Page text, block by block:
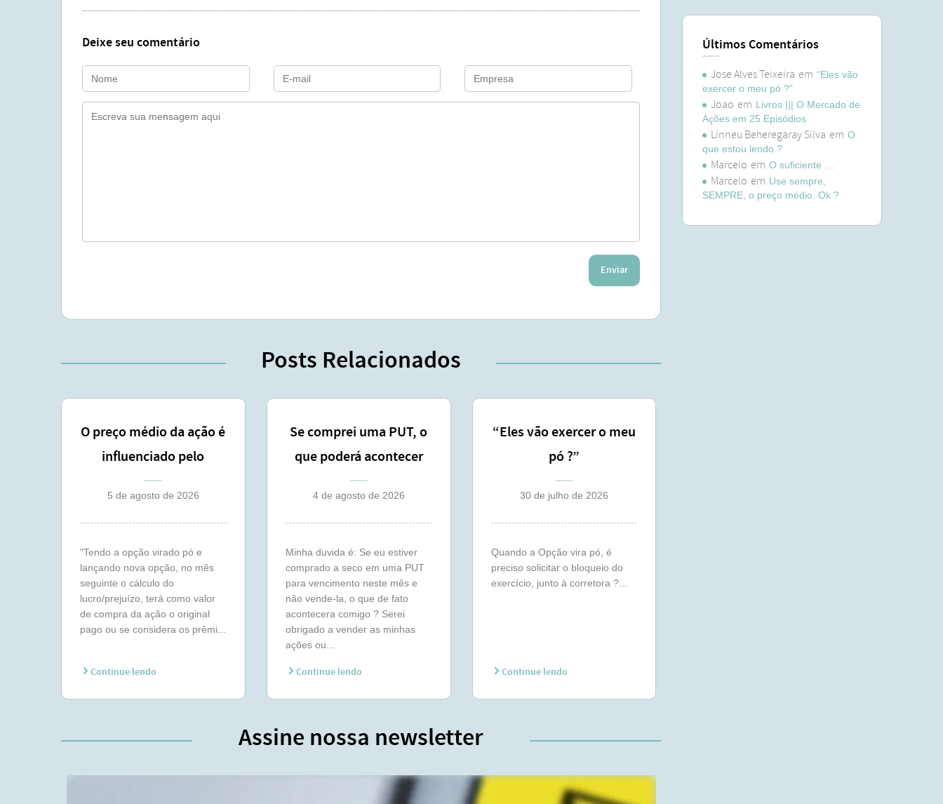
Deixe seu comentário
Enviar
Posts Relacionados
O preço médio da ação é
influenciado pelo
lançamento coberto ?
5 de agosto de 2026
"Tendo a opção virado pó e
lançando nova opção, no mês
seguinte o cálculo do
lucro/prejuízo, terá como valor
de compra da ação o original
pago ou se considera os prêmi...
Continue lendo
Se comprei uma PUT, o
que poderá acontecer
comigo ?
4 de agosto de 2026
Minha duvida é: Se eu estiver
comprado a seco em uma PUT
para vencimento neste mês e
não vende-la, o que de fato
acontecera comigo ? Serei
obrigado a vender as minhas
ações ou...
Continue lendo
“Eles vão exercer o meu
pó ?”
30 de julho de 2026
Quando a Opção vira pó, é
preciso solicitar o bloqueio do
exercício, junto à corretora ?...
Continue lendo
Assine nossa newsletter
Últimos Comentários
Jose Alves Teixeira em “Eles vão
exercer o meu pó ?”
Joao em Livros ||| O Mercado de
Ações em 25 Episódios
Linneu Beheregaray Silva em O
que estou lendo ?
Marcelo em O suficiente …
Marcelo em Use sempre,
SEMPRE, o preço médio. Ok ?